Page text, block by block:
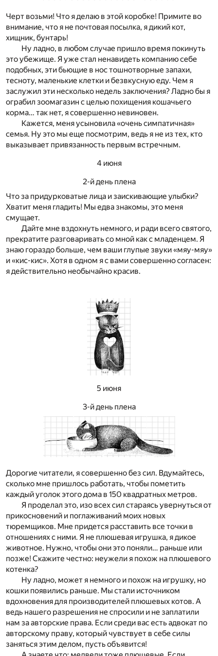
Черт возьми! Что я делаю в этой коробке! Примите во
внимание, что я не почтовая посылка, я дикий кот,
хищник, бунтарь!
Ну ладно, в любом случае пришло время покинуть
это убежище. Я уже стал ненавидеть компанию себе
подобных, эти бьющие в нос тошнотворные запахи,
тесноту, маленькие клетки и безвкусную еду. Чем я
заслужил эти несколько недель заключения? Ладно бы я
ограбил зоомагазин с целью похищения кошачьего
корма… так нет, я совершенно невиновен.
Кажется, меня усыновила «очень симпатичная»
семья. Ну это мы еще посмотрим, ведь я не из тех, кто
выказывает привязанность первым встречным.
4 июня
2-й день плена
Что за придурковатые лица и заискивающие улыбки?
Хватит меня гладить! Мы едва знакомы, это меня
смущает.
Дайте мне вздохнуть немного, и ради всего святого,
прекратите разговаривать со мной как с младенцем. Я
знаю гораздо больше, чем ваши глупые звуки «мяу-мяу»
и «кис-кис». Хотя в одном я с вами совершенно согласен:
я действительно необычайно красив.
5 июня
3-й день плена
Дорогие читатели, я совершенно без сил. Вдумайтесь,
сколько мне пришлось работать, чтобы пометить
каждый уголок этого дома в 150 квадратных метров.
Я проделал это, изо всех сил стараясь увернуться от
прикосновений и поглаживаний моих новых
тюремщиков. Мне придется расставить все точки в
отношениях с ними. Я не плюшевая игрушка, я дикое
животное. Нужно, чтобы они это поняли… раньше или
позже! Скажите честно: неужели я похож на плюшевого
котенка?
Ну ладно, может я немного и похож на игрушку, но
кошки появились раньше. Мы стали источником
вдохновения для производителей плюшевых котов. А
ведь нашего разрешения не спросили и не заплатили
нам за авторские права. Если среди вас есть адвокат по
авторскому праву, который чувствует в себе силы
заняться этим делом, пусть объявится!